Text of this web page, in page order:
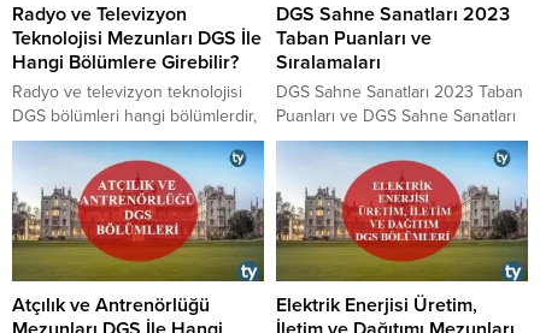
Radyo ve Televizyon
Teknolojisi Mezunları DGS İle
Hangi Bölümlere Girebilir?
​​​​​​​Radyo ve televizyon teknolojisi
DGS bölümleri hangi bölümlerdir,
dikey geçiş sınavı aracılığıyla
radyo ve televizyon teknolojisi
mezunlarının hangi bölümlere
geçiş yapma hakkı vardır, 2
yıllıktan 4 yıllık programlara geçiş
için ne yapılabilir, 2 yıllık bölüm
olan radyo ve televizyon
teknolojisi mezunları hangi 4 yıllık
DGS Sahne Sanatları 2023
Taban Puanları ve
Sıralamaları
DGS Sahne Sanatları 2023 Taban
Puanları ve DGS Sahne Sanatları
2023 Sıralamaları aşağıdaki
tablomuzda paylaşılmıştır. 2023
yılında DGS’ye girecek adaylara
fikir ve bilgi vermesi için
paylaştığımız tablo ÖSYM
tarafından yayınlanan güncel
rakamları içermektedir. Sahne
Sanatları 2023 DGS Taban
Atçılık ve Antrenörlüğü
Elektrik Enerjisi Üretim,